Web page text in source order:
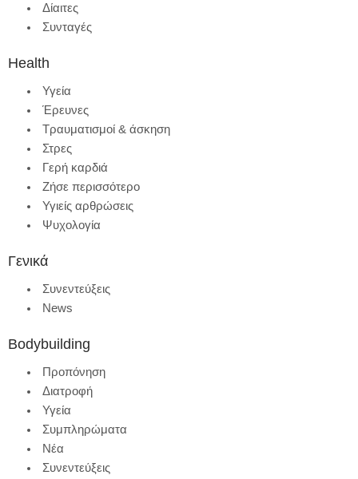
Δίαιτες
Συνταγές
Health
Υγεία
Έρευνες
Τραυματισμοί & άσκηση
Στρες
Γερή καρδιά
Ζήσε περισσότερο
Υγιείς αρθρώσεις
Ψυχολογία
Γενικά
Συνεντεύξεις
News
Bodybuilding
Προπόνηση
Διατροφή
Υγεία
Συμπληρώματα
Νέα
Συνεντεύξεις